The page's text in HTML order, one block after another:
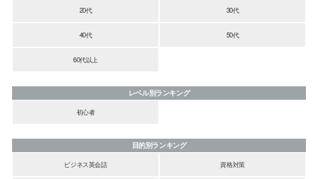
20代
30代
40代 50代
60代以上
レベル別ランキング
初心者
目的別ランキング
ビジネス英会話
資格対策